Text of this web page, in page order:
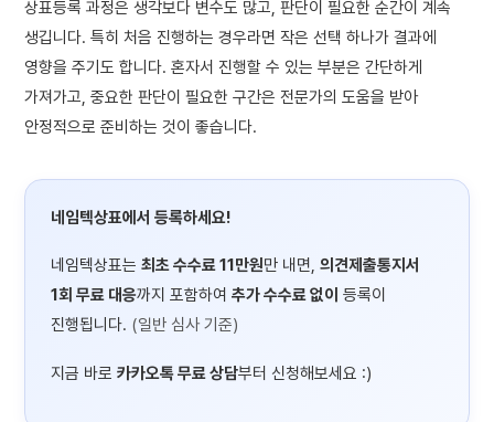
상표등록 과정은 생각보다 변수도 많고, 판단이 필요한 순간이 계속
생깁니다. 특히 처음 진행하는 경우라면 작은 선택 하나가 결과에
영향을 주기도 합니다. 혼자서 진행할 수 있는 부분은 간단하게
가져가고, 중요한 판단이 필요한 구간은 전문가의 도움을 받아
안정적으로 준비하는 것이 좋습니다.
네임텍상표에서 등록하세요!
네임텍상표는 최초 수수료 11만원만 내면, 의견제출통지서
1회 무료 대응까지 포함하여 추가 수수료 없이 등록이
진행됩니다. (일반 심사 기준)
지금 바로 카카오톡 무료 상담부터 신청해보세요 :)